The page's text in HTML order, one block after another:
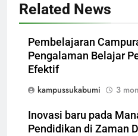
Related News
Pembelajaran
Pengalaman Belajar
Efektif
kampussukabumi
3
Inovasi baru pada
Pendidikan di Zaman